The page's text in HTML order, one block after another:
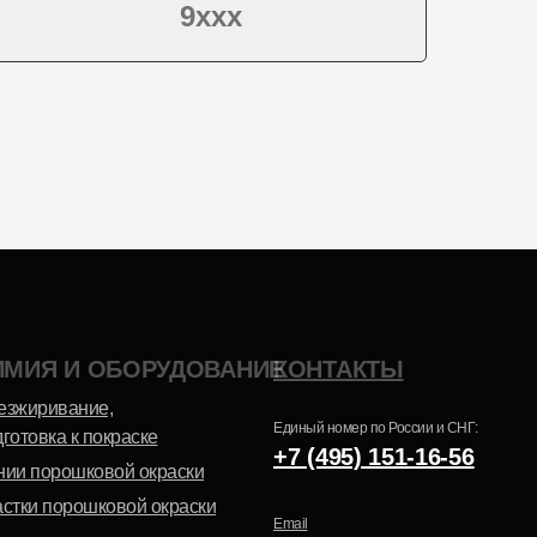
9ххх
И ОБОРУДОВАНИЕКОНТАКТЫ
к покраске
порошковой окраски
порошковой окраски
Единый номер по России и СНГ:
+7 (495) 151-16-56
Email